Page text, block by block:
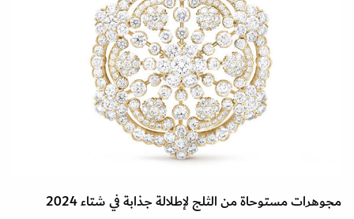
مجوهرات مستوحاة من الثلج لإطلالة جذابة في شتاء 2024